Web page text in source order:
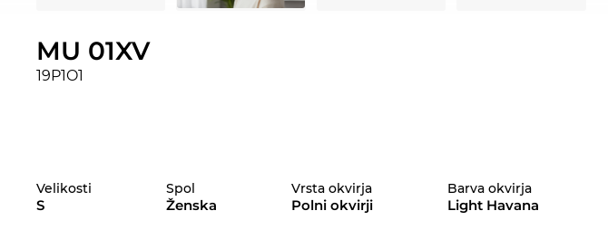
MU 01XV
19P1O1
Velikosti
S
Spol
Ženska
Vrsta okvirja
Polni okvirji
Barva okvirja
Light Havana